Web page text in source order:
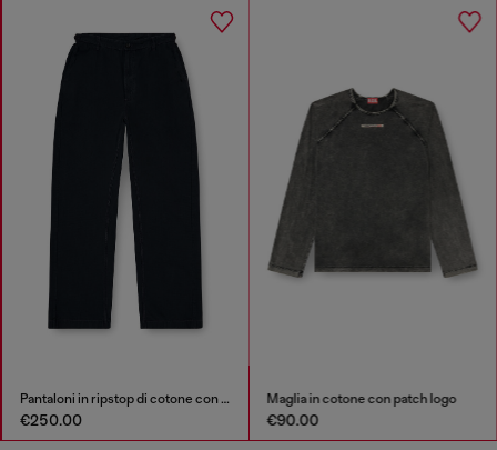
Pantaloni in ripstop di cotone con fibbie laterali
€250.00
Maglia in cotone con patch logo
€90.00